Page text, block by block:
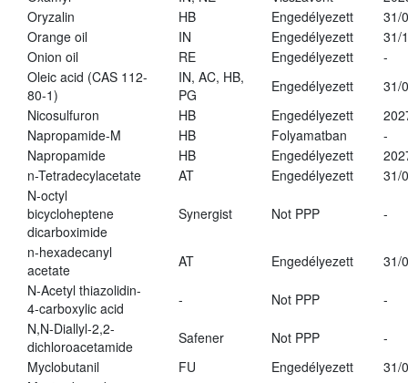
Oryzalin
HB Engedélyezett
31/
Orange oil
IN Engedélyezett
31/
Onion oil
RE Engedélyezett
-
Oleic acid (CAS 112-
80-1)
IN, AC, HB,
PG
Engedélyezett
31/
Nicosulfuron
HB Engedélyezett
Napropamide-M
HB Folyamatban
-
Napropamide
HB Engedélyezett
n-Tetradecylacetate
AT Engedélyezett
31/
N-octyl
bicycloheptene
dicarboximide
Synergist Not PPP -
n-hexadecanyl
acetate
AT Engedélyezett
31/
N-Acetyl thiazolidin-
4-carboxylic acid
- Not PPP
-
N,N-Diallyl-2,2-
dichloroacetamide
Safener Not PPP
-
Myclobutanil
FU Engedélyezett
31/